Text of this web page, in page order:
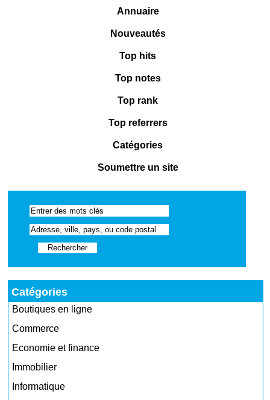
Annuaire
Nouveautés
Top hits
Top notes
Top rank
Top referrers
Catégories
Soumettre un site
Catégories
Boutiques en ligne
Commerce
Economie et finance
Immobilier
Informatique